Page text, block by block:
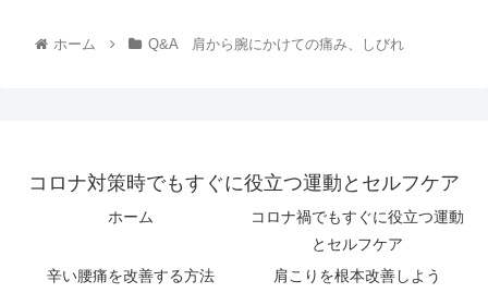
ホーム Q&A 肩から腕にかけての痛み、しびれ
コロナ対策時でもすぐに役立つ運動とセルフケア
ホーム
コロナ禍でもすぐに役立つ運動
とセルフケア
辛い腰痛を改善する方法
肩こりを根本改善しよう